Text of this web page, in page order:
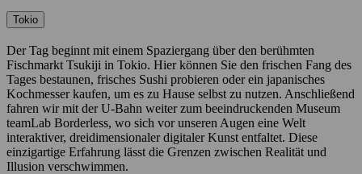
Tokio
Der Tag beginnt mit einem Spaziergang über den berühmten
Fischmarkt Tsukiji in Tokio. Hier können Sie den frischen Fang des
Tages bestaunen, frisches Sushi probieren oder ein japanisches
Kochmesser kaufen, um es zu Hause selbst zu nutzen. Anschließend
fahren wir mit der U-Bahn weiter zum beeindruckenden Museum
teamLab Borderless, wo sich vor unseren Augen eine Welt
interaktiver, dreidimensionaler digitaler Kunst entfaltet. Diese
einzigartige Erfahrung lässt die Grenzen zwischen Realität und
Illusion verschwimmen.